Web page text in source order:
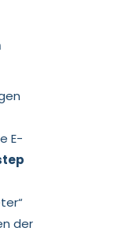
E-
der